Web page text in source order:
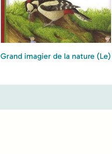
Grand imagier de la nature (Le)